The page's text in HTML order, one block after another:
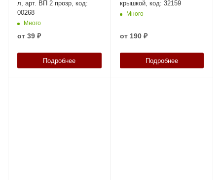
л, арт. ВП 2 прозр, код:
00268
Много
от 39 ₽
Подробнее
крышкой, код: 32159
Много
от 190 ₽
Подробнее